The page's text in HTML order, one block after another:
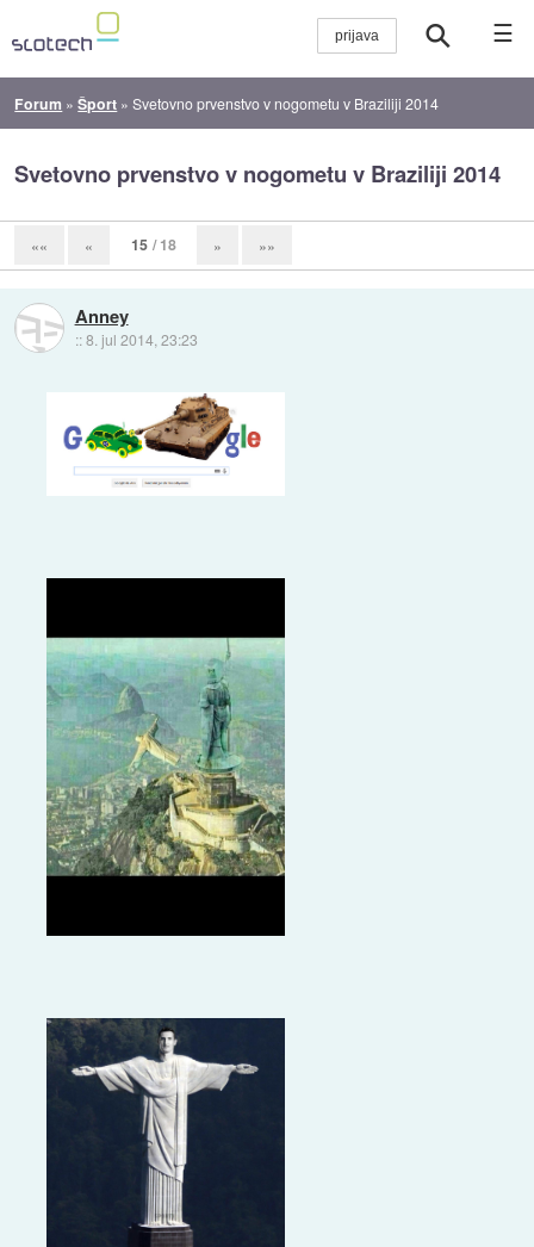
☰
Forum »Šport »Svetovno prvenstvo v nogometu v Braziliji 2014
Svetovno prvenstvo v nogometu v Braziliji 2014
«« « 15 / 18 » »»
Anney
::8. jul 2014, 23:23